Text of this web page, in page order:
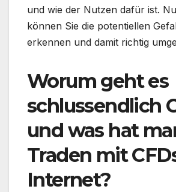
und wie der Nutzen dafür ist.
können Sie die potentiellen
erkennen und damit richtig
Worum geht es
schlussendlich
und was hat
Traden mit
Internet?